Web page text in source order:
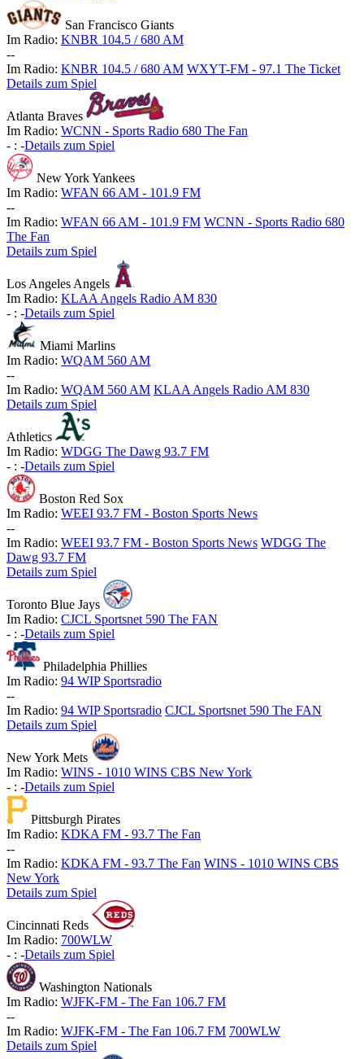
San Francisco Giants
Im Radio: KNBR 104.5 / 680 AM
--
Im Radio: KNBR 104.5 / 680 AM WXYT-FM - 97.1 The Ticket
Details zum Spiel
Atlanta Braves
Im Radio: WCNN - Sports Radio 680 The Fan
- : -Details zum Spiel
New York Yankees
Im Radio: WFAN 66 AM - 101.9 FM
--
Im Radio: WFAN 66 AM - 101.9 FM WCNN - Sports Radio 680
The Fan
Details zum Spiel
Los Angeles Angels
Im Radio: KLAA Angels Radio AM 830
- : -Details zum Spiel
Miami Marlins
Im Radio: WQAM 560 AM
--
Im Radio: WQAM 560 AM KLAA Angels Radio AM 830
Details zum Spiel
Athletics
Im Radio: WDGG The Dawg 93.7 FM
- : -Details zum Spiel
Boston Red Sox
Im Radio: WEEI 93.7 FM - Boston Sports News
--
Im Radio: WEEI 93.7 FM - Boston Sports News WDGG The
Dawg 93.7 FM
Details zum Spiel
Toronto Blue Jays
Im Radio: CJCL Sportsnet 590 The FAN
- : -Details zum Spiel
Philadelphia Phillies
Im Radio: 94 WIP Sportsradio
--
Im Radio: 94 WIP Sportsradio CJCL Sportsnet 590 The FAN
Details zum Spiel
New York Mets
Im Radio: WINS - 1010 WINS CBS New York
- : -Details zum Spiel
Pittsburgh Pirates
Im Radio: KDKA FM - 93.7 The Fan
--
Im Radio: KDKA FM - 93.7 The Fan WINS - 1010 WINS CBS
New York
Details zum Spiel
Cincinnati Reds
Im Radio: 700WLW
- : -Details zum Spiel
Washington Nationals
Im Radio: WJFK-FM - The Fan 106.7 FM
--
Im Radio: WJFK-FM - The Fan 106.7 FM 700WLW
Details zum Spiel